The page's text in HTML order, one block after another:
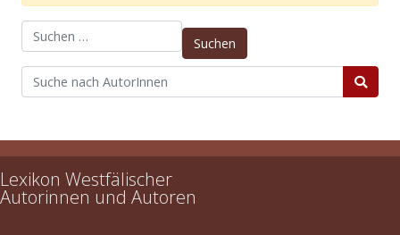
Suchen nach:
Lexikon Westfälischer
Autorinnen und Autoren